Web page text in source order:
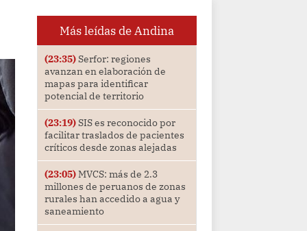
Más leídas de Andina
(23:35)Serfor: regiones
avanzan en elaboración de
mapas para identificar
potencial de territorio
(23:19)SIS es reconocido por
facilitar traslados de pacientes
críticos desde zonas alejadas
(23:05)MVCS: más de 2.3
millones de peruanos de zonas
rurales han accedido a agua y
saneamiento